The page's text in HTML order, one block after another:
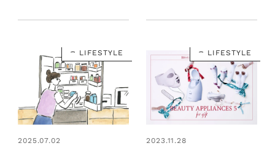
試してみたら…？
LIFESTYLE
2025.07.02
LIFESTYLE
2023.11.28